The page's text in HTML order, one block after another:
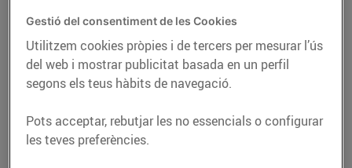
Gestió del consentiment de les Cookies
Utilitzem cookies pròpies i de tercers per mesurar l’ús
del web i mostrar publicitat basada en un perfil
segons els teus hàbits de navegació.
Pots acceptar, rebutjar les no essencials o configurar
les teves preferències.